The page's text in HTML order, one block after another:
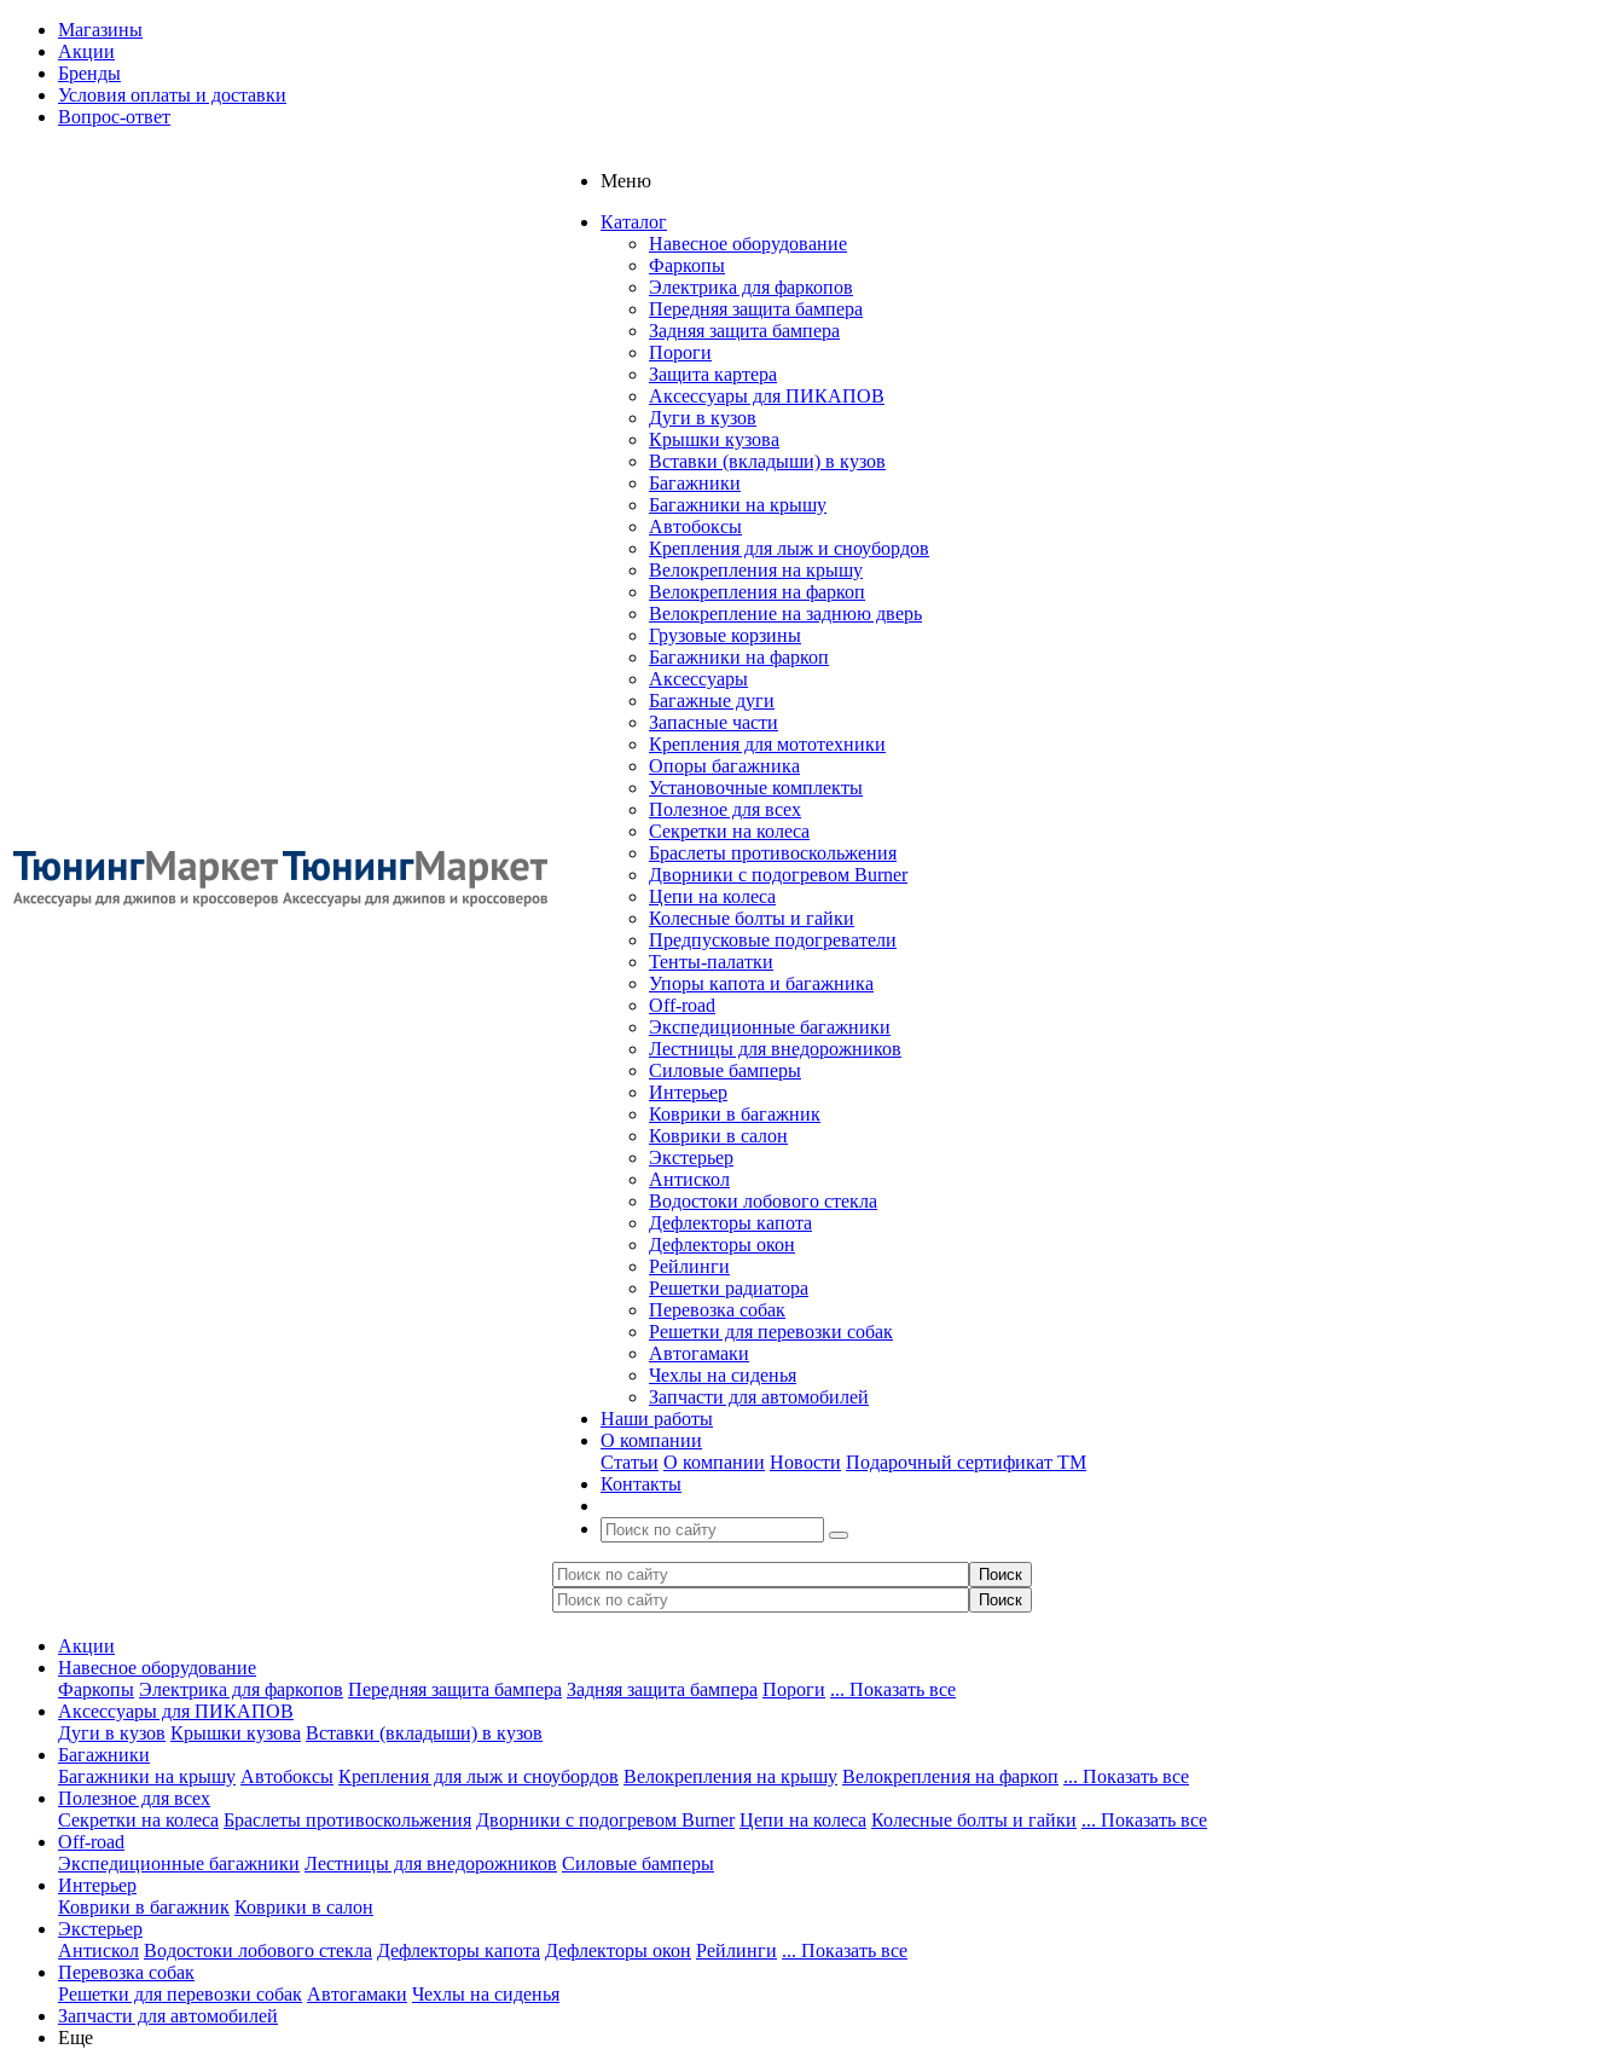
Магазины
Акции
Бренды
Условия оплаты и доставки
Вопрос-ответ
Меню
Каталог
Навесное оборудование
Фаркопы
Электрика для фаркопов
Передняя защита бампера
Задняя защита бампера
Пороги
Защита картера
Аксессуары для ПИКАПОВ
Дуги в кузов
Крышки кузова
Вставки (вкладыши) в кузов
Багажники
Багажники на крышу
Автобоксы
Крепления для лыж и сноубордов
Велокрепления на крышу
Велокрепления на фаркоп
Велокрепление на заднюю дверь
Грузовые корзины
Багажники на фаркоп
Аксессуары
Багажные дуги
Запасные части
Крепления для мототехники
Опоры багажника
Установочные комплекты
Полезное для всех
Секретки на колеса
Браслеты противоскольжения
Дворники с подогревом Burner
Цепи на колеса
Колесные болты и гайки
Предпусковые подогреватели
Тенты-палатки
Упоры капота и багажника
Off-road
Экспедиционные багажники
Лестницы для внедорожников
Силовые бамперы
Интерьер
Коврики в багажник
Коврики в салон
Экстерьер
Антискол
Водостоки лобового стекла
Дефлекторы капота
Дефлекторы окон
Рейлинги
Решетки радиатора
Перевозка собак
Решетки для перевозки собак
Автогамаки
Чехлы на сиденья
Запчасти для автомобилей
Наши работы
О компании
Статьи О компании Новости Подарочный сертификат ТМ
Контакты
Акции
Навесное оборудование
Фаркопы Электрика для фаркопов Передняя защита бампера Задняя защита бампера Пороги ... Показать все
Аксессуары для ПИКАПОВ
Дуги в кузов Крышки кузова Вставки (вкладыши) в кузов
Багажники
Багажники на крышу Автобоксы Крепления для лыж и сноубордов Велокрепления на крышу Велокрепления на фаркоп ... Показать все
Полезное для всех
Секретки на колеса Браслеты противоскольжения Дворники с подогревом Burner Цепи на колеса Колесные болты и гайки ... Показать все
Off-road
Экспедиционные багажники Лестницы для внедорожников Силовые бамперы
Интерьер
Коврики в багажник Коврики в салон
Экстерьер
Антискол Водостоки лобового стекла Дефлекторы капота Дефлекторы окон Рейлинги ... Показать все
Перевозка собак
Решетки для перевозки собак Автогамаки Чехлы на сиденья
Запчасти для автомобилей
Еще